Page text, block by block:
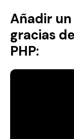
Añadir
gracias
PHP: